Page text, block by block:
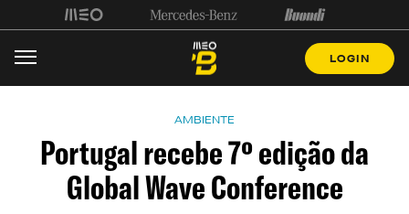
LOGIN
AMBIENTE
Portugal recebe 7º edição da
Global Wave Conference